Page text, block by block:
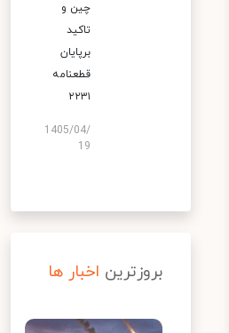
چین و
تاکید
برپایان
قطعنامه
۲۲۳۱
1405/04/
19
بروزترین اخبار ها